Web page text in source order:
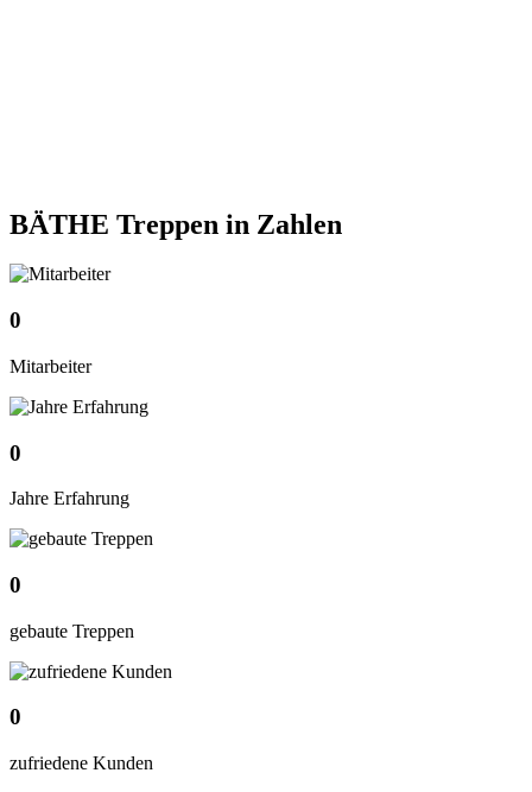
BÄTHE Treppen in Zahlen
0
Mitarbeiter
0
Jahre Erfahrung
0
gebaute Treppen
0
zufriedene Kunden